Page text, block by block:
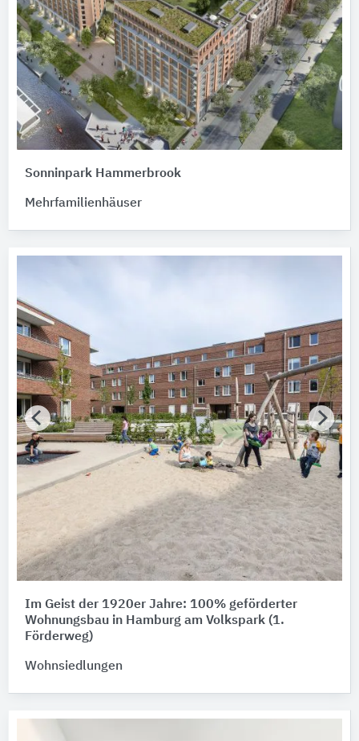
Sonninpark Hammerbrook
Mehrfamilienhäuser
Im Geist der 1920er Jahre: 100% geförderter
Wohnungsbau in Hamburg am Volkspark (1.
Förderweg)
Wohnsiedlungen